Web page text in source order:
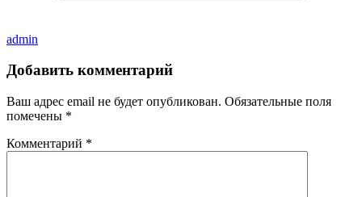
admin
Добавить комментарий
Ваш адрес email не будет опубликован. Обязательные поля
помечены *
Комментарий *